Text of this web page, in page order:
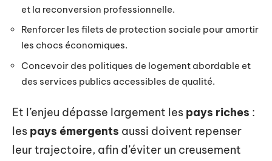
et la reconversion professionnelle.
Renforcer les filets de protection sociale pour amortir
les chocs économiques.
Concevoir des politiques de logement abordable et
des services publics accessibles de qualité.
Et l’enjeu dépasse largement les pays riches :
les pays émergents aussi doivent repenser
leur trajectoire, afin d’éviter un creusement